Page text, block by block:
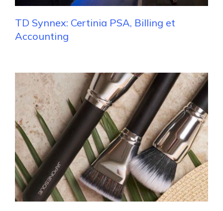
TD Synnex: Certinia PSA, Billing et
Accounting